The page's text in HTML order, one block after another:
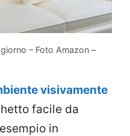
– Foto Amazon –
visivamente
facile da
in